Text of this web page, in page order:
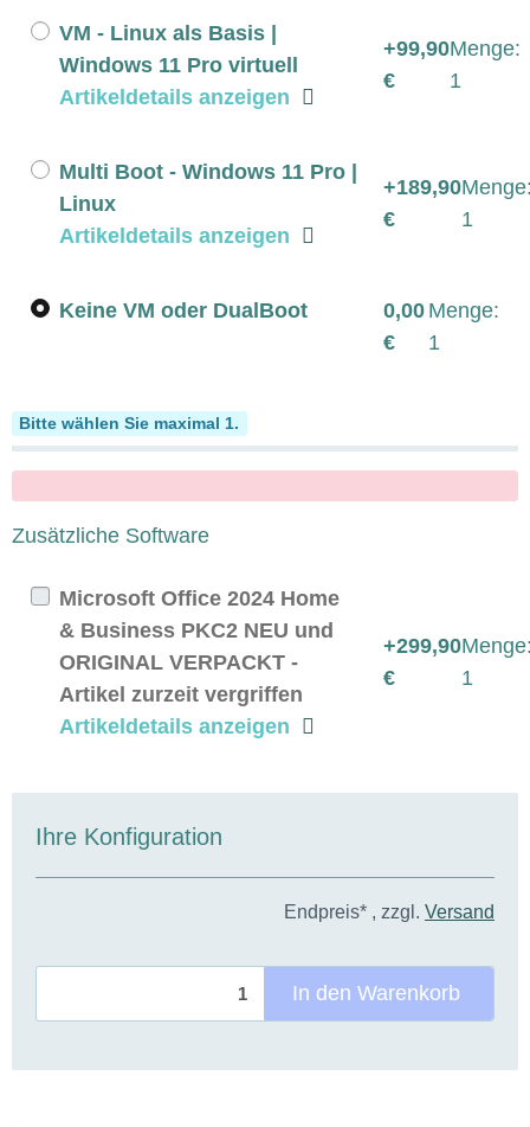
VM - Linux als Basis |
Windows 11 Pro virtuell
Artikeldetails anzeigen
+99,90
€
Menge:
1
Multi Boot - Windows 11 Pro |
Linux
Artikeldetails anzeigen
+189,90
€
1
Keine VM oder DualBoot
0,00
€
Menge:
1
Softwarepakete
Bitte wählen Sie maximal 1.
x
Zusätzliche Software
Microsoft Office 2024 Home
& Business PKC2 NEU und
ORIGINAL VERPACKT -
Artikel zurzeit vergriffen
Artikeldetails anzeigen
+299,90
€
1
Ihre Konfiguration
Endpreis* , zzgl. Versand
In den Warenkorb